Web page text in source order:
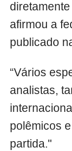
afirmou a
publicado
“Vários
analistas,
polêmicos
partida."